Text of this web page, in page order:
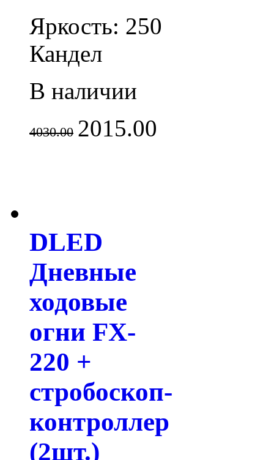
Яркость: 250
Кандел
В наличии
4030.00 2015.00
DLED
Дневные
ходовые
огни FX-
220 +
стробоскоп-
контроллер
(2шт.)